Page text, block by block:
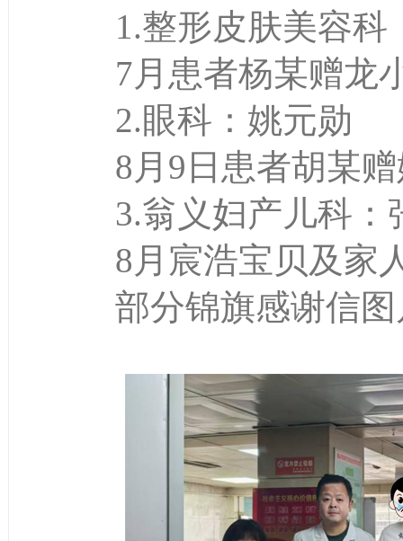
1.整形皮肤美容科
7月患者杨某赠龙
2.眼科：姚元勋
8月9日患者胡某赠
3.翁义妇产儿科：
8月宸浩宝贝及家
部分锦旗感谢信图